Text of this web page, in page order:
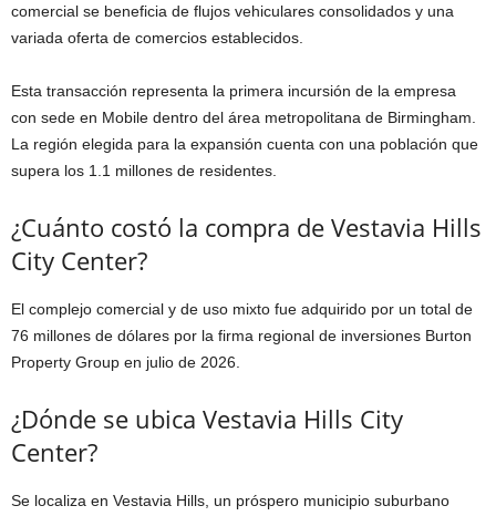
comercial se beneficia de flujos vehiculares consolidados y una
variada oferta de comercios establecidos.
Esta transacción representa la primera incursión de la empresa
con sede en Mobile dentro del área metropolitana de Birmingham.
La región elegida para la expansión cuenta con una población que
supera los 1.1 millones de residentes.
¿Cuánto costó la compra de Vestavia Hills
City Center?
El complejo comercial y de uso mixto fue adquirido por un total de
76 millones de dólares por la firma regional de inversiones Burton
Property Group en julio de 2026.
¿Dónde se ubica Vestavia Hills City
Center?
Se localiza en Vestavia Hills, un próspero municipio suburbano